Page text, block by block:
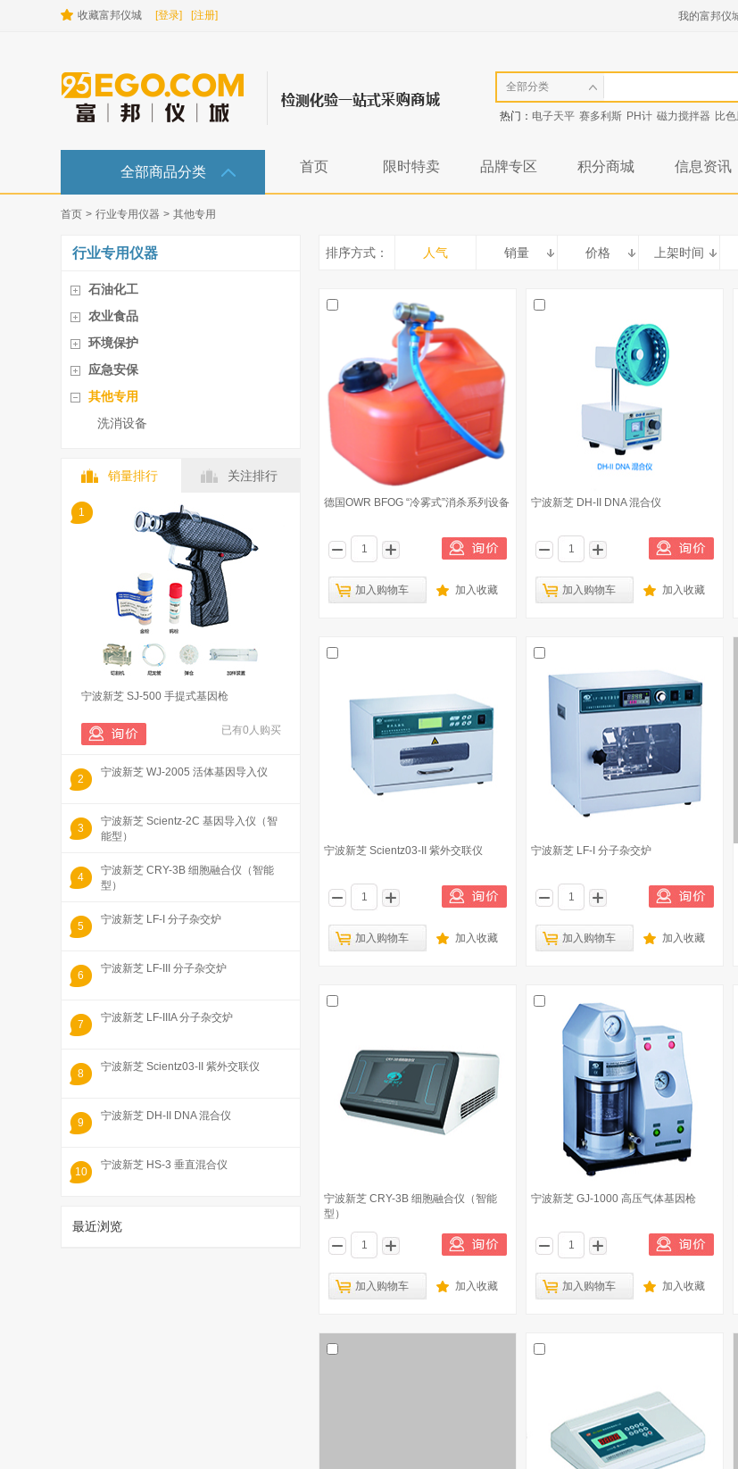
收藏富邦仪城 [登录] [注册] 我的富邦仪
全部分类
热门： 电子天平 赛多利斯 PH计 磁力搅拌器 比色
全部商品分类 首页 限时特卖 品牌专区 积分商城 信息资讯
首页 > 行业专用仪器 > 其他专用
行业专用仪器
石油化工
农业食品
环境保护
应急安保
其他专用
洗消设备
销量排行 关注排行
1
宁波新芝 SJ-500 手提式基因枪
已有0人购买
2
宁波新芝 WJ-2005 活体基因导入仪
3
宁波新芝 Scientz-2C 基因导入仪（智
能型）
4
宁波新芝 CRY-3B 细胞融合仪（智能
型）
5
宁波新芝 LF-I 分子杂交炉
6
宁波新芝 LF-III 分子杂交炉
7
宁波新芝 LF-IIIA 分子杂交炉
8
宁波新芝 Scientz03-II 紫外交联仪
9
宁波新芝 DH-II DNA 混合仪
10
宁波新芝 HS-3 垂直混合仪
最近浏览
排序方式： 人气 销量 价格 上架时间
德国OWR BFOG “冷雾式”消杀系列设备
加入购物车 加入收藏
宁波新芝 DH-II DNA 混合仪
加入购物车 加入收藏
宁波新芝 Scientz03-II 紫外交联仪
加入购物车 加入收藏
宁波新芝 LF-I 分子杂交炉
加入购物车 加入收藏
宁波新芝 CRY-3B 细胞融合仪（智能
型）
加入购物车 加入收藏
宁波新芝 GJ-1000 高压气体基因枪
加入购物车 加入收藏